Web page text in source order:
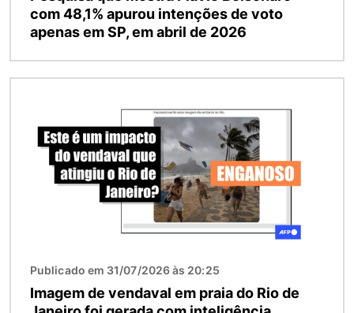
com 48,1% apurou intenções de voto
apenas em SP, em abril de 2026
Publicado em 31/07/2026 às 20:25
Imagem de vendaval em praia do Rio de